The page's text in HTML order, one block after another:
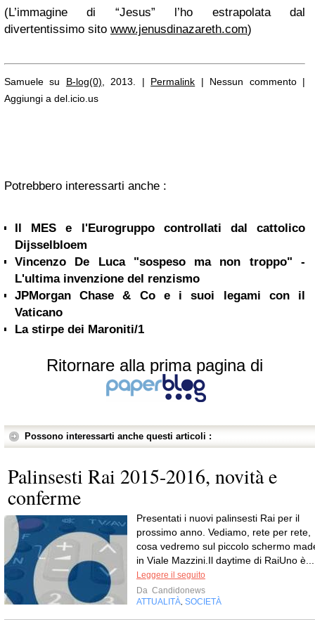
(L’immagine di “Jesus” l’ho estrapolata dal
divertentissimo sito www.jenusdinazareth.com)
Samuele su B-log(0) , 2013. | Permalink | Nessun commento |
Aggiungi a del.icio.us
Potrebbero interessarti anche :
Il MES e l'Eurogruppo controllati dal cattolico
Dijsselbloem
Vincenzo De Luca "sospeso ma non troppo" -
L'ultima invenzione del renzismo
JPMorgan Chase & Co e i suoi legami con il
Vaticano
La stirpe dei Maroniti/1
Ritornare alla prima pagina di
Possono interessarti anche questi articoli :
Palinsesti Rai 2015-2016, novità e
conferme
Presentati i nuovi palinsesti Rai per il
prossimo anno. Vediamo, rete per rete,
cosa vedremo sul piccolo schermo
in Viale Mazzini.Il daytime di RaiUno è...
Leggere il seguito
Da Candidonews
ATTUALITÀ SOCIETÀ